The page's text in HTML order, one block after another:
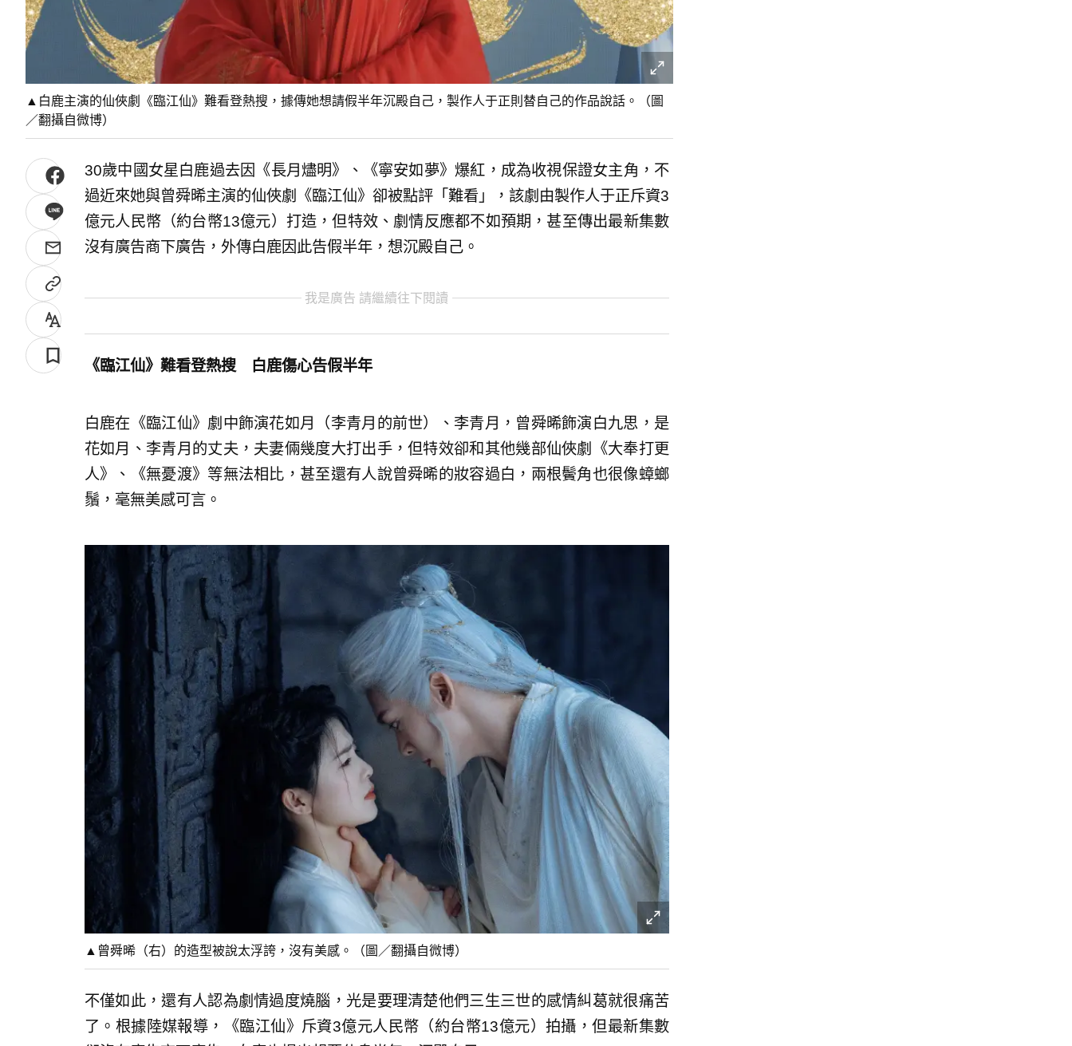
▲白鹿主演的仙俠劇《臨江仙》難看登熱搜，據傳她想請假半年沉殿自己，製作人于正則替自己的作品說話。（圖
／翻攝自微博）
30歲中國女星白鹿過去因《長月燼明》、《寧安如夢》爆紅，成為收視保證女主角，不
過近來她與曾舜晞主演的仙俠劇《臨江仙》卻被點評「難看」，該劇由製作人于正斥資3
億元人民幣（約台幣13億元）打造，但特效、劇情反應都不如預期，甚至傳出最新集數
沒有廣告商下廣告，外傳白鹿因此告假半年，想沉殿自己。
我是廣告 請繼續往下閱讀
《臨江仙》難看登熱搜 白鹿傷心告假半年
白鹿在《臨江仙》劇中飾演花如月（李青月的前世）、李青月，曾舜晞飾演白九思，是
花如月、李青月的丈夫，夫妻倆幾度大打出手，但特效卻和其他幾部仙俠劇《大奉打更
人》、《無憂渡》等無法相比，甚至還有人說曾舜晞的妝容過白，兩根鬢角也很像蟑螂
鬚，毫無美感可言。
▲曾舜晞（右）的造型被說太浮誇，沒有美感。（圖／翻攝自微博）
不僅如此，還有人認為劇情過度燒腦，光是要理清楚他們三生三世的感情糾葛就很痛苦
了。根據陸媒報導，《臨江仙》斥資3億元人民幣（約台幣13億元）拍攝，但最新集數